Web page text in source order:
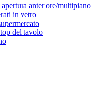
anteriore/multipiano
in vetro
del tavolo